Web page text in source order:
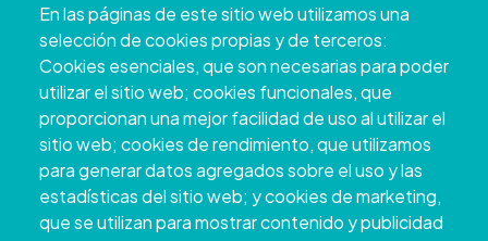
En las páginas de este sitio web utilizamos una
selección de cookies propias y de terceros:
Cookies esenciales, que son necesarias para poder
utilizar el sitio web; cookies funcionales, que
proporcionan una mejor facilidad de uso al utilizar el
sitio web; cookies de rendimiento, que utilizamos
para generar datos agregados sobre el uso y las
estadísticas del sitio web; y cookies de marketing,
que se utilizan para mostrar contenido y publicidad
Pontevedra
+34 986 804 100 | +34 986 804 124